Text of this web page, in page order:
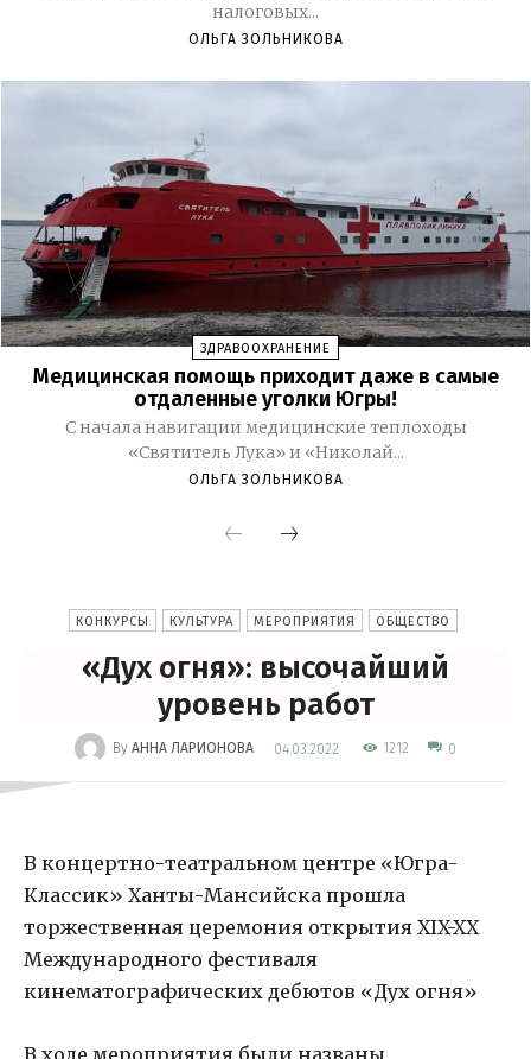
налоговых...
ОЛЬГА ЗОЛЬНИКОВА
ЗДРАВООХРАНЕНИЕ
Медицинская помощь приходит даже в самые
отдаленные уголки Югры!
С начала навигации медицинские теплоходы
«Святитель Лука» и «Николай...
ОЛЬГА ЗОЛЬНИКОВА